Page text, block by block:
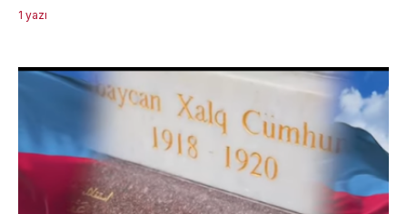
1 yazı